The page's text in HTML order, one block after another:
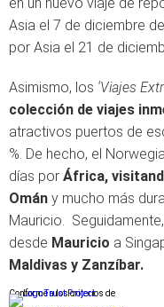
Asia el 7 de diciembre
por Asia el 21 de
Asimismo, los 'Viajes
colección de viajes
atractivos puertos de
%. De hecho, el
días por África,
Omán y mucho más
Mauricio.
desde Mauricio a
Maldivas y Zanzíbar.
Conforme a los criterios de